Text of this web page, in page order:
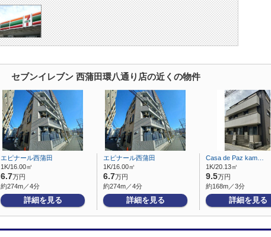
セブンイレブン 西蒲田環八通り店の近くの物件
エピナール西蒲田
1K/16.00㎡
6.7万円
約274m／4分
詳細を見る
エピナール西蒲田
1K/16.00㎡
6.7万円
約274m／4分
詳細を見る
Casa de Paz kam…
1K/20.13㎡
9.5万円
約168m／3分
詳細を見る